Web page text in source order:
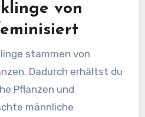
von
stammen von
Dadurch erhältst du
Pflanzen und
männliche